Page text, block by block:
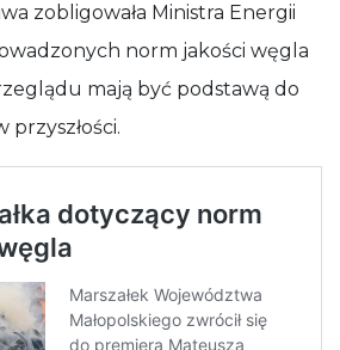
zobligowała Ministra Energii
norm jakości węgla
mają być podstawą do
przyszłości.